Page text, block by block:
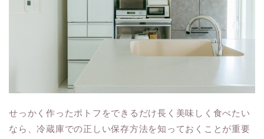
せっかく作ったポトフをできるだけ長く美味しく食べたい
なら、冷蔵庫での正しい保存方法を知っておくことが重要